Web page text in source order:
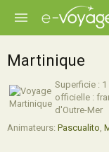
Martinique
Superficie : 1
officielle :
d'Outre-Mer
Animateurs: Pascualito,